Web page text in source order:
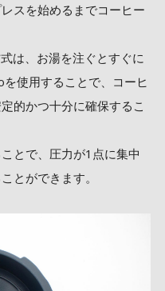
スを始めるまでコーヒー
は、お湯を注ぐとすぐに
使用することで、コーヒ
的かつ十分に確保するこ
とで、圧力が1点に集中
とができます。